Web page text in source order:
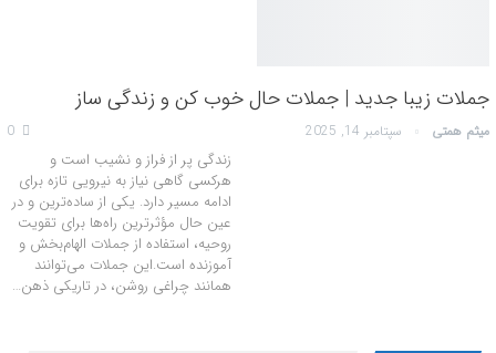
جملات زیبا جدید | جملات حال خوب کن و زندگی ساز
میثم همتی سپتامبر 14, 2025
زندگی پر از فراز و نشیب است و
هرکسی گاهی نیاز به نیرویی تازه برای
ادامه مسیر دارد. یکی از ساده‌ترین و در
عین حال مؤثرترین راه‌ها برای تقویت
روحیه، استفاده از جملات الهام‌بخش و
آموزنده است.این جملات می‌توانند
همانند چراغی روشن، در تاریکی ذهن…